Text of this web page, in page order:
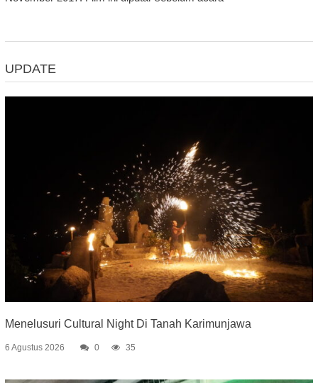
UPDATE
Menelusuri Cultural Night Di Tanah Karimunjawa
6 Agustus 2026 0 35